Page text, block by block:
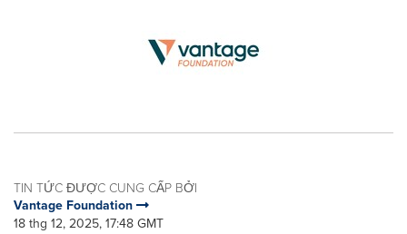
TIN TỨC ĐƯỢC CUNG CẤP BỞI
Vantage Foundation
18 thg 12, 2025, 17:48 GMT